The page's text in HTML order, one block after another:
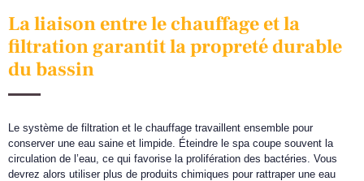
La liaison entre le chauffage et la
filtration garantit la propreté durable
du bassin
Le système de filtration et le chauffage travaillent ensemble pour
conserver une eau saine et limpide. Éteindre le spa coupe souvent la
circulation de l’eau, ce qui favorise la prolifération des bactéries. Vous
devrez alors utiliser plus de produits chimiques pour rattraper une eau